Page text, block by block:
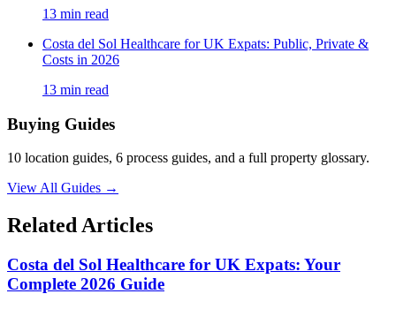
13 min read
Costa del Sol Healthcare for UK Expats: Public, Private &
Costs in 2026
13 min read
Buying Guides
10 location guides, 6 process guides, and a full property glossary.
View All Guides →
Related Articles
Costa del Sol Healthcare for UK Expats: Your
Complete 2026 Guide